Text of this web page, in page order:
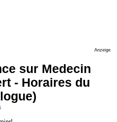
Anzeige
sur Medecin
- Horaires du